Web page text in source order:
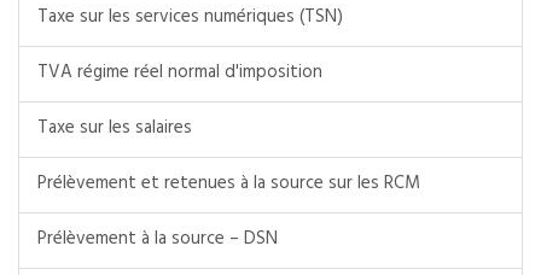
Taxe sur les services numériques (TSN)
TVA régime réel normal d'imposition
Taxe sur les salaires
Prélèvement et retenues à la source sur les RCM
Prélèvement à la source – DSN